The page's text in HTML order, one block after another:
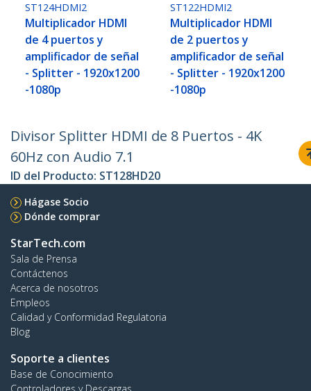
ST124HDMI2
Multiplicador HDMI
de 4 puertos y
amplificador de señal
- Splitter - 1920x1200
-1080p
ST122HDMI2
Multiplicador HDMI
de 2 puertos y
amplificador de señal
- Splitter - 1920x1200
-1080p
Divisor Splitter HDMI de 8 Puertos - 4K
60Hz con Audio 7.1
ID del Producto: ST128HD20
Hágase Socio
Dónde comprar
StarTech.com
Sala de Prensa
Contáctenos
Acerca de nosotros
Empleos
Calidad y Conformidad Regulatoria
Blog
Soporte a clientes
Base de Conocimiento